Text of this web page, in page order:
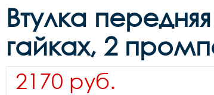
Втулка
гайках, 2
2170 руб.